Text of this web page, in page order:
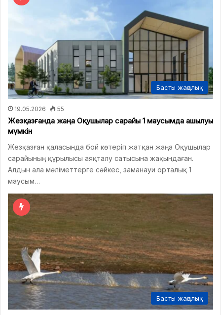
Басты жаңалық
19.05.2026 55
Жезқазғанда жаңа Оқушылар сарайы 1 маусымда ашылуы
мүмкін
Жезқазған қаласында бой көтеріп жатқан жаңа Оқушылар
сарайының құрылысы аяқталу сатысына жақындаған.
Алдын ала мәліметтерге сәйкес, заманауи орталық 1
маусым…
Басты жаңалық